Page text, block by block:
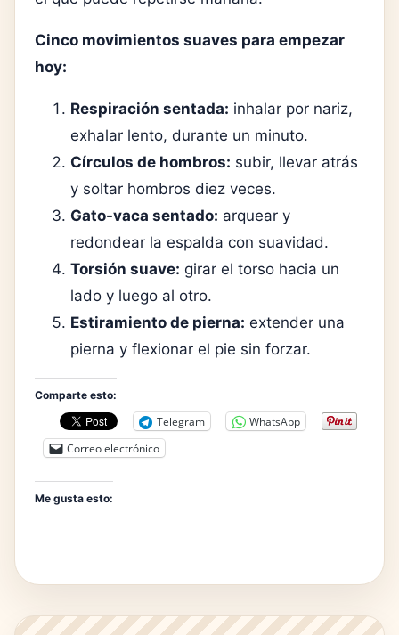
Cinco movimientos suaves para empezar
hoy:
Respiración sentada: inhalar por nariz,
exhalar lento, durante un minuto.
Círculos de hombros: subir, llevar atrás
y soltar hombros diez veces.
Gato-vaca sentado: arquear y
redondear la espalda con suavidad.
Torsión suave: girar el torso hacia un
lado y luego al otro.
Estiramiento de pierna: extender una
pierna y flexionar el pie sin forzar.
Comparte esto:
Telegram
WhatsApp
Correo electrónico
Me gusta esto: